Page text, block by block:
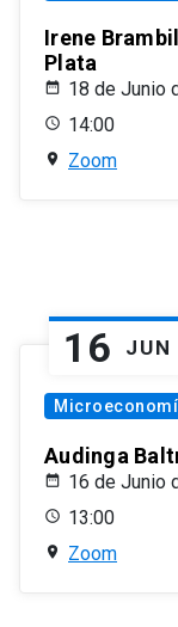
Irene
Plata
18 de Junio
14:00
Zoom
16 JUN
Audinga
16 de Junio
13:00
Zoom